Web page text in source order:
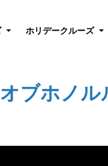
ホリデークルーズ
ブホノル